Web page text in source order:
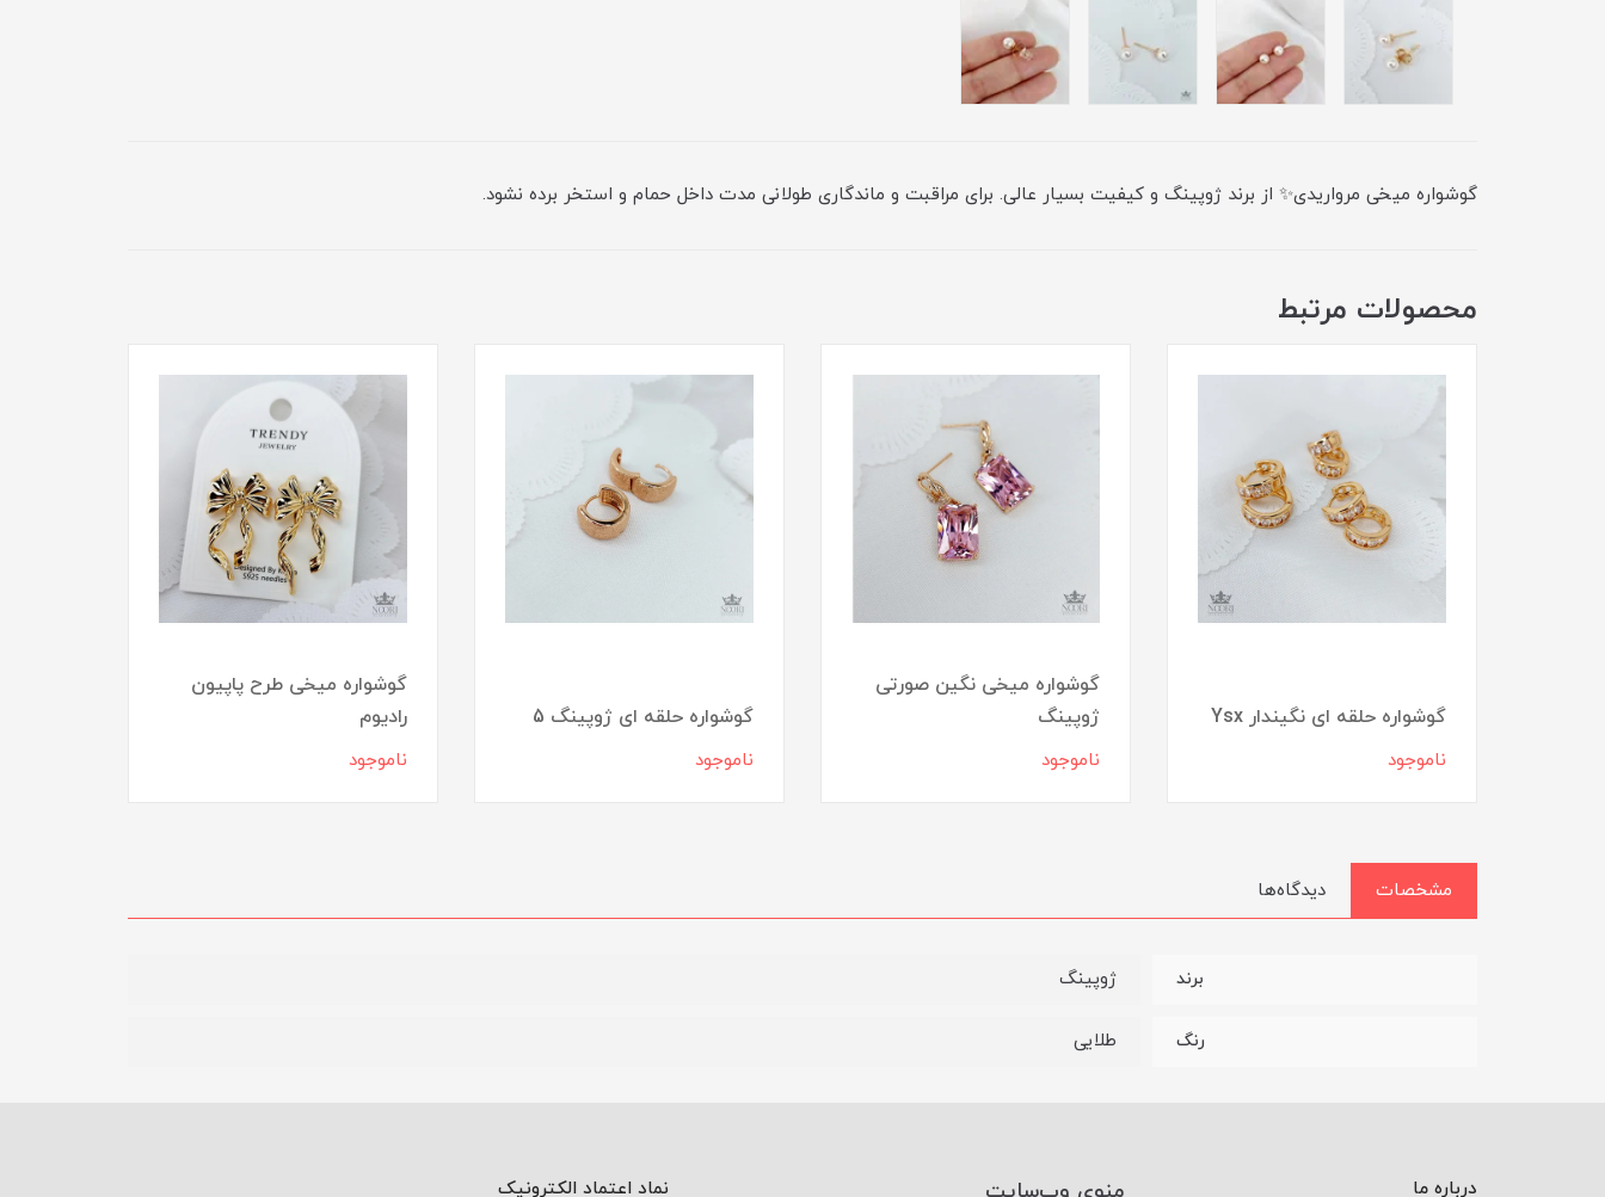
گوشواره میخی مرواریدی✨ از برند ژوپینگ و کیفیت بسیار عالی. برای مراقبت و ماندگاری طولانی مدت داخل حمام و استخر برده نشود.
محصولات مرتبط
گوشواره حلقه ای نگیندار Ysx
ناموجود
گوشواره میخی نگین صورتی
ژوپینگ
ناموجود
گوشواره حلقه ای ژوپینگ 5
ناموجود
گوشواره میخی طرح پاپیون
رادیوم
ناموجود
مشخصات دیدگاه‌ها
برند ژوپینگ
رنگ طلایی
درباره ما نماد اعتماد الکترونیک